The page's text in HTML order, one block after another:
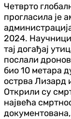
Четврто
прогласила је
2024.
тај догађај
послали
био 10 метара
острва Лизард
Открили су
највећа